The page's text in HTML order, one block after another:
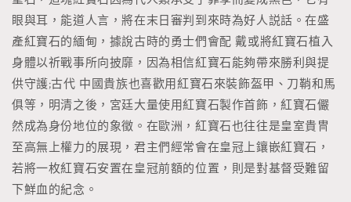
眼與耳，能道人言，將在末日審判到來時為好人説話。在盛
產紅寶石的緬甸，據說古時的勇士們會配 戴或將紅寶石植入
身體以祈戰事所向披靡，因為相信紅寶石能夠帶來勝利與提
供守護;古代 中國貴族也喜歡用紅寶石來裝飾盔甲、刀鞘和馬
俱等，明清之後，宮廷大量使用紅寶石製作首飾，紅寶石儼
然成為身份地位的象徵。在歐洲，紅寶石也往往是皇室貴冑
至高無上權力的展現，君主們經常會在皇冠上鑲嵌紅寶石，
若將一枚紅寶石安置在皇冠前額的位置，則是對基督受難留
下鮮血的紀念。